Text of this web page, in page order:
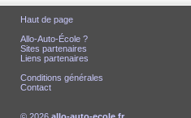
Haut de page
Allo-Auto-École ?
Sites partenaires
Liens partenaires
Conditions générales
Contact